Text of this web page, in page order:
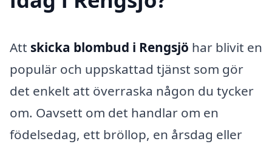
Att skicka blombud i Rengsjö har blivit en
populär och uppskattad tjänst som gör
det enkelt att överraska någon du tycker
om. Oavsett om det handlar om en
födelsedag, ett bröllop, en årsdag eller